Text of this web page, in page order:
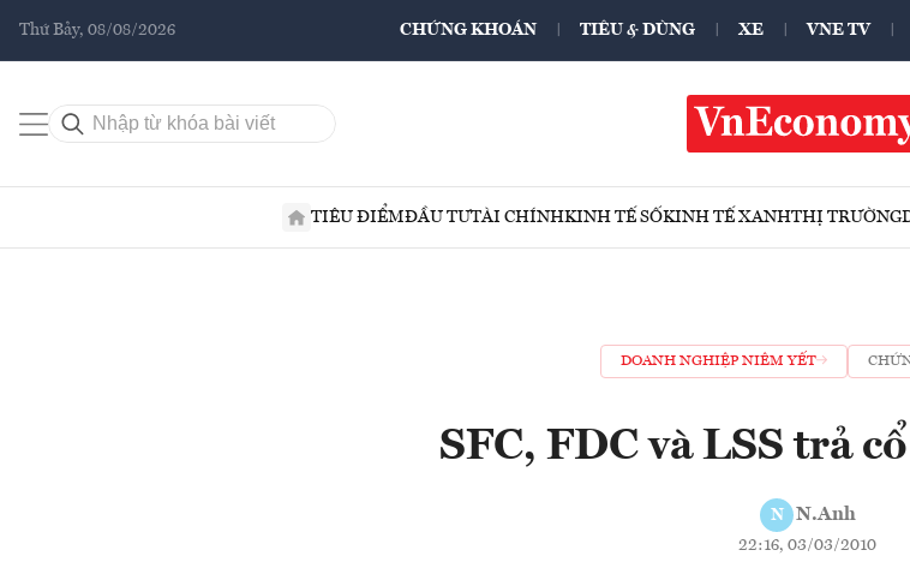
Thứ Bảy, 08/08/2026 CHỨNG KHOÁN TIÊU & DÙNG XE VNE TV
TIÊU ĐIỂMĐẦU TƯTÀI CHÍNHKINH TẾ SỐKINH TẾ XANHTHỊ TRƯỜNG
DOANH NGHIỆP NIÊM YẾT
SFC, FDC và LSS trả
N N.Anh
22:16, 03/03/2010